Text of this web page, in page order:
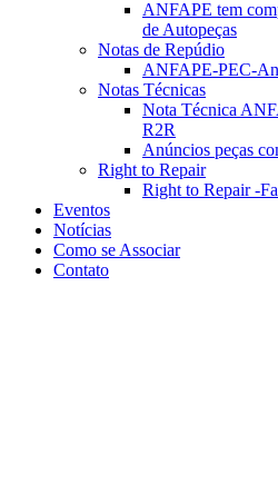
ANFAPE tem
de Autopeças
Notas de Repúdio
ANFAPE-PEC-
Notas Técnicas
Nota Técnica
R2R
Anúncios peças
Right to Repair
Right to Repair -
Eventos
Notícias
Como se Associar
Contato